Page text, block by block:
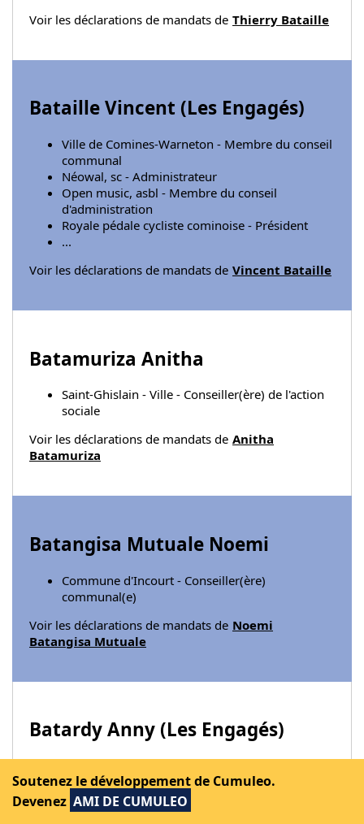
Voir les déclarations de mandats de Thierry Bataille
Bataille Vincent (Les Engagés)
Ville de Comines-Warneton - Membre du conseil
communal
Néowal, sc - Administrateur
Open music, asbl - Membre du conseil
d'administration
Royale pédale cycliste cominoise - Président
...
Voir les déclarations de mandats de Vincent Bataille
Batamuriza Anitha
Saint-Ghislain - Ville - Conseiller(ère) de l'action
sociale
Voir les déclarations de mandats de Anitha
Batamuriza
Batangisa Mutuale Noemi
Commune d'Incourt - Conseiller(ère)
communal(e)
Voir les déclarations de mandats de Noemi
Batangisa Mutuale
Batardy Anny (Les Engagés)
Agence locale pour l'Emploi - Présidente du
conseil d'administration
Syndicat d'Initiative communal - Administratrice
Soutenez le développement de Cumuleo.
Devenez AMI DE CUMULEO